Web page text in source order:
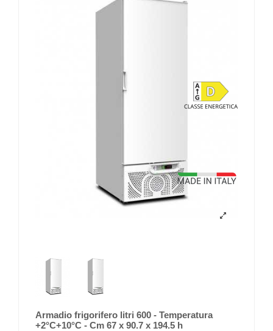
Armadio frigorifero litri 600 - Temperatura
+2°C+10°C - Cm 67 x 90.7 x 194.5 h